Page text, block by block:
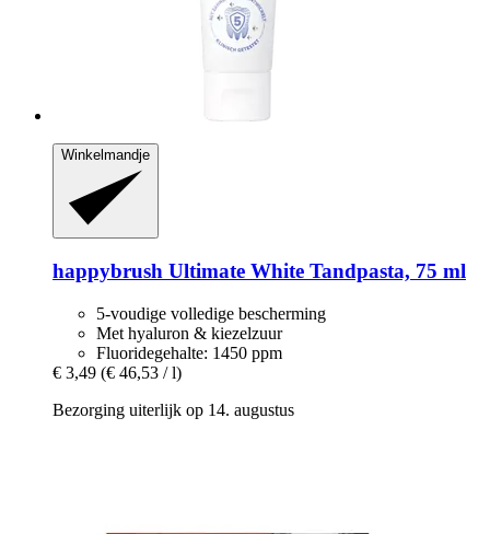
Winkelmandje
happybrush Ultimate White Tandpasta, 75 ml
5-voudige volledige bescherming
Met hyaluron & kiezelzuur
Fluoridegehalte: 1450 ppm
€ 3,49 (€ 46,53 / l)
Bezorging uiterlijk op 14. augustus